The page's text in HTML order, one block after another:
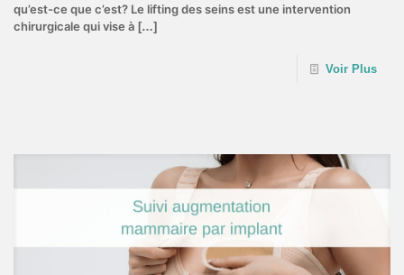
qu’est-ce que c’est? Le lifting des seins est une intervention
chirurgicale qui vise à […]
Voir Plus